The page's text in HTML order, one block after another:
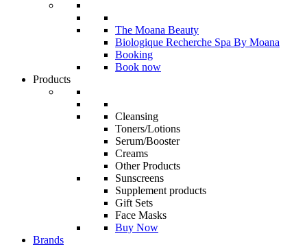
The Moana Beauty
Biologique Recherche Spa By Moana
Booking
Book now
Products
Cleansing
Toners/Lotions
Serum/Booster
Creams
Other Products
Sunscreens
Supplement products
Gift Sets
Face Masks
Buy Now
Brands